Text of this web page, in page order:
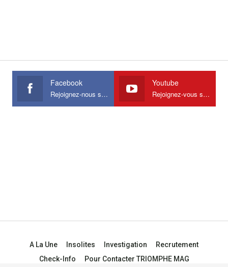
Facebook
Rejoignez-nous sur Facebook
Youtube
Rejoignez-vous sur Youtube
A La Une Insolites Investigation
Recrutement
Check-Info
Pour Contacter TRIOMPHE MAG